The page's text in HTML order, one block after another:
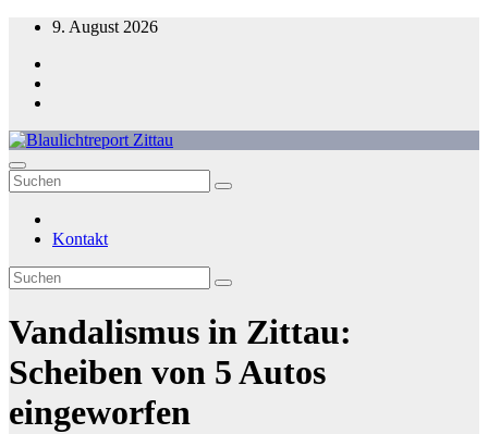
Zum
springen
9. August 2026
Blaulichtreport Zittau
Kontakt
Vandalismus in Zittau:
Scheiben von 5 Autos
eingeworfen